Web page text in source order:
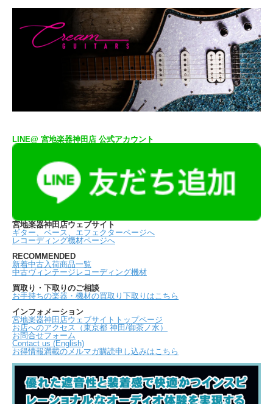
LINE@ 宮地楽器神田店 公式アカウント
宮地楽器神田店ウェブサイト
ギター、ベース、エフェクターページへ
レコーディング機材ページへ
RECOMMENDED
新着中古入荷商品一覧
中古ヴィンテージレコーディング機材
買取り・下取りのご相談
お手持ちの楽器・機材の買取り下取りはこちら
インフォメーション
宮地楽器神田店ウェブサイトトップページ
お店へのアクセス（東京都 神田/御茶ノ水）
お問合せフォーム
Contact us (English)
お得情報満載のメルマガ購読申し込みはこちら